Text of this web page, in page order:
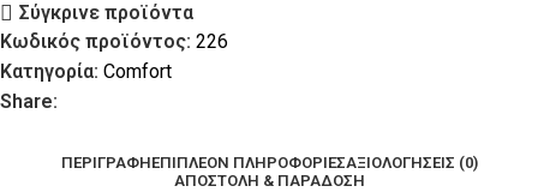
Σύγκρινε προϊόντα
Κωδικός προϊόντος: 226
Κατηγορία: Comfort
Share:
ΠΕΡΙΓΡΑΦΉΕΠΙΠΛΈΟΝ ΠΛΗΡΟΦΟΡΊΕΣΑΞΙΟΛΟΓΉΣΕΙΣ (0)
ΑΠΟΣΤΟΛΉ & ΠΑΡΆΔΟΣΗ